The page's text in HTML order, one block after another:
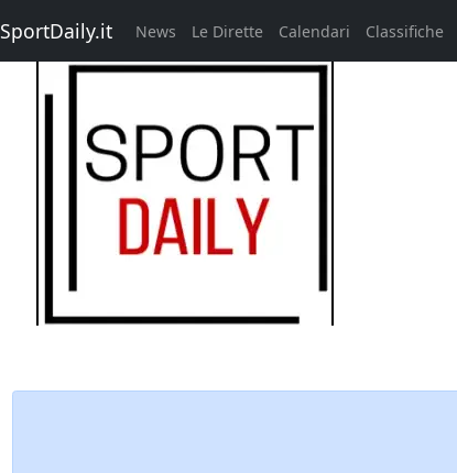
SportDaily.it News Le Dirette Calendari Classifiche